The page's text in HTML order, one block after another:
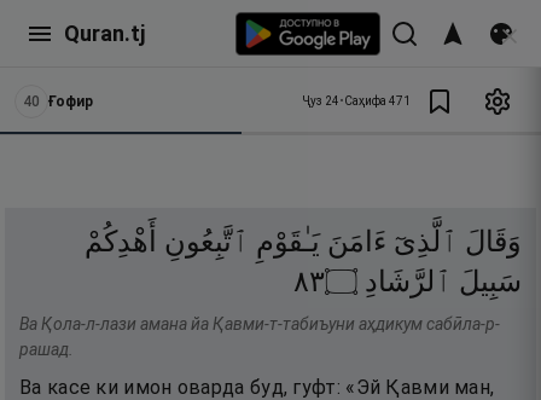
Quran.tj
40 Ғофир Ҷуз 24•Саҳифа 471
وَقَالَ ٱلَّذِىٓ ءَامَنَ يَـٰقَوْمِ ٱتَّبِعُونِ
أَهْدِكُمْ
سَبِيلَ ٱلرَّشَادِ ۝٣٨
Ва Қола-л-лази амана йа Қавми-т-табиъуни аҳдикум сабӣла-р-
рашад.
Ва касе ки имон оварда буд, гуфт: «Эй Қавми ман,